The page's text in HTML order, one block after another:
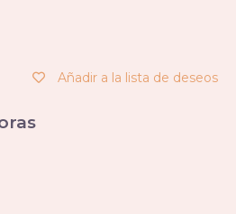
Añadir a la lista de deseos